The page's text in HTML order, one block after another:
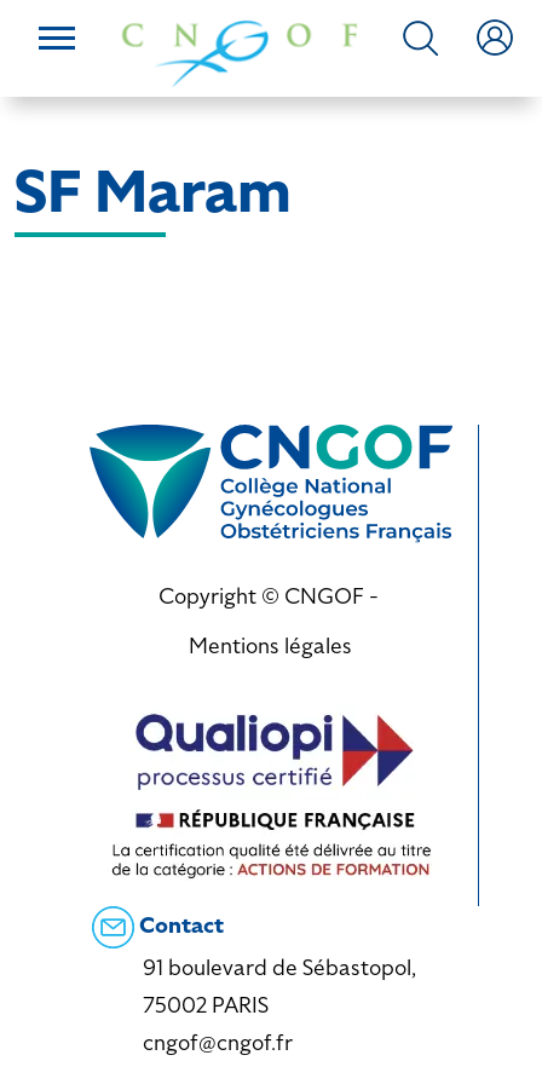
SF Maram
Copyright © CNGOF -
Mentions légales
Contact
91 boulevard de Sébastopol,
75002 PARIS
cngof@cngof.fr